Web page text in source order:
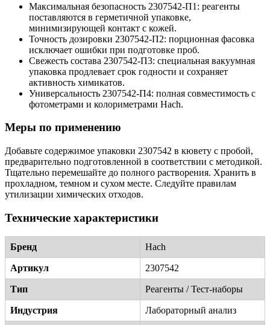
Максимальная безопасность 2307542-П1: реагенты
поставляются в герметичной упаковке,
минимизирующей контакт с кожей.
Точность дозировки 2307542-П2: порционная фасовка
исключает ошибки при подготовке проб.
Свежесть состава 2307542-П3: специальная вакуумная
упаковка продлевает срок годности и сохраняет
активность химикатов.
Универсальность 2307542-П4: полная совместимость с
фотометрами и колориметрами Hach.
Меры по применению
Добавьте содержимое упаковки 2307542 в кювету с пробой,
предварительно подготовленной в соответствии с методикой.
Тщательно перемешайте до полного растворения. Хранить в
прохладном, темном и сухом месте. Следуйте правилам
утилизации химических отходов.
Технические характеристики
Бренд Hach
Артикул 2307542
Тип Реагенты / Тест-наборы
Индустрия Лабораторный анализ